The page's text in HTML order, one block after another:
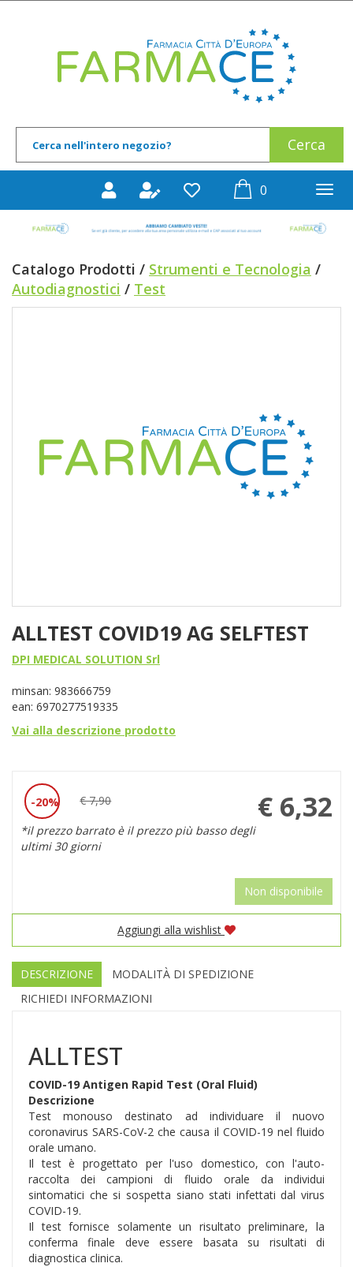
Prodotto
0prodotti
Catalogo Prodotti / Strumenti e Tecnologia /
Autodiagnostici / Test
ALLTEST COVID19 AG SELFTEST
DPI MEDICAL SOLUTION Srl
minsan: 983666759
ean: 6970277519335
Vai alla descrizione prodotto
Sconto
20% € 7,90
Prezzo
scontato
€ 6,32
*il prezzo barrato è il prezzo più basso degli
ultimi 30 giorni
Non disponibile
Aggiungi alla wishlist
DESCRIZIONE
MODALITÀ DI SPEDIZIONE
RICHIEDI INFORMAZIONI
ALLTEST
COVID-19 Antigen Rapid Test (Oral Fluid)
Descrizione
Test monouso destinato ad individuare il nuovo
coronavirus SARS-CoV-2 che causa il COVID-19 nel fluido
orale umano.
Il test è progettato per l'uso domestico, con l'auto-
raccolta dei campioni di fluido orale da individui
sintomatici che si sospetta siano stati infettati dal virus
COVID-19.
Il test fornisce solamente un risultato preliminare, la
conferma finale deve essere basata su risultati di
diagnostica clinica.